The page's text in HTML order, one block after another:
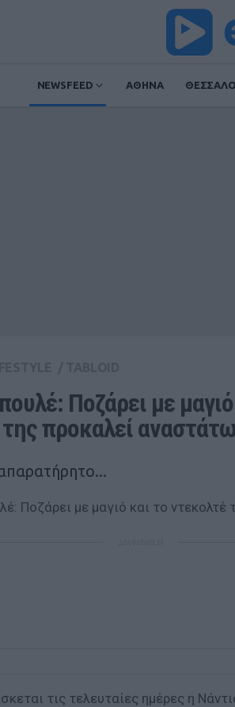
NEWSFEED ΑΘΗΝΑ
Ποζάρει με
προκαλεί
τις τελευταίες ημέρες η